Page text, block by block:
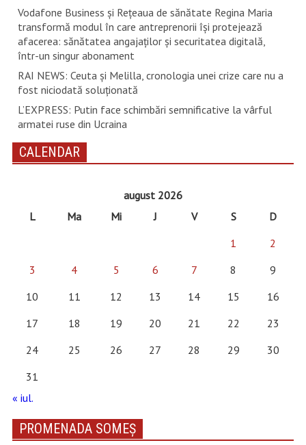
Vodafone Business și Rețeaua de sănătate Regina Maria
transformă modul în care antreprenorii își protejează
afacerea: sănătatea angajaților și securitatea digitală,
într-un singur abonament
RAI NEWS: Ceuta și Melilla, cronologia unei crize care nu a
fost niciodată soluționată
L’EXPRESS: Putin face schimbări semnificative la vârful
armatei ruse din Ucraina
CALENDAR
august 2026
L
Ma Mi J V S
D
1
2
3
4 5 6 7 8
9
10
11 12 13 14 15
16
17
18 19 20 21 22
23
24
25 26 27 28 29
30
31
« iul.
PROMENADA SOMEȘ